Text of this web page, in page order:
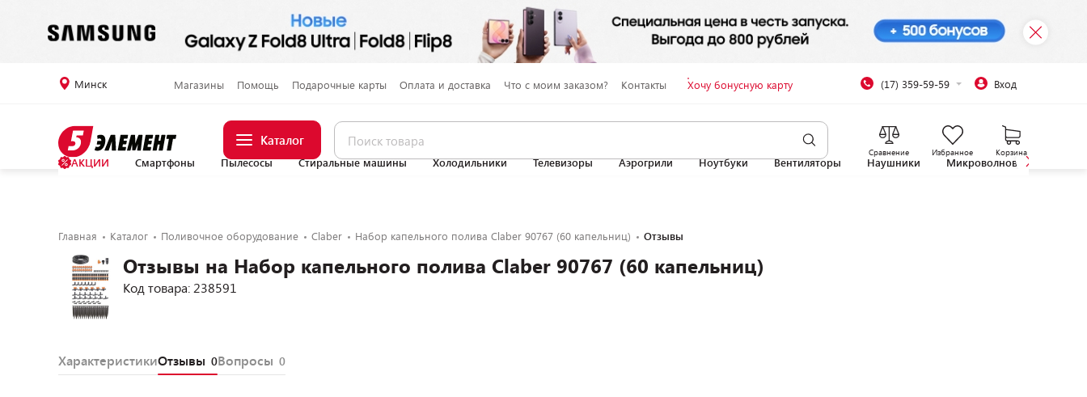
Минск Магазины Помощь Подарочные карты Оплата и доставка Что с моим заказом? Контакты Хочу бонусную карту (17) 359-59-59 Вход
Каталог
Сравнение Избранное Корзина
АКЦИИ Смартфоны Пылесосы Стиральные машины Холодильники Телевизоры Аэрогрили Ноутбуки Вентиляторы Наушники Микроволновые печи
Главная Каталог Поливочное оборудование Claber Набор капельного полива Claber 90767 (60 капельниц) Отзывы
Отзывы на Набор капельного полива Claber 90767 (60 капельниц)
Код товара: 238591
ХарактеристикиОтзывы 0Вопросы 0